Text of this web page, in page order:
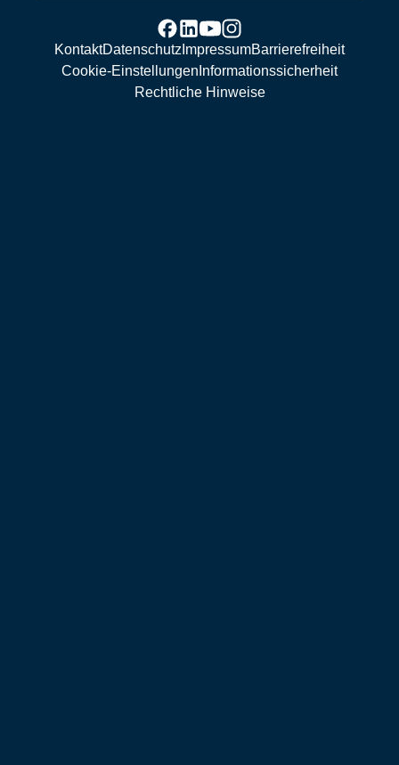
KontaktDatenschutz ImpressumBarrierefreiheit
Cookie-Einstellungen Informationssicherheit
Rechtliche Hinweise